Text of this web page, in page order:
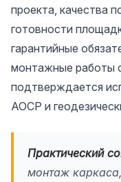
проекта, качества
готовности
гарантийные
монтажные работы
подтверждается
АОСР и
Практический
монтаж